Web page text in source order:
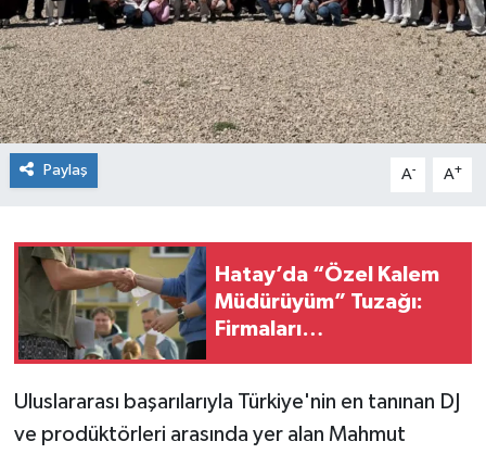
Paylaş A- A+
Hatay’da “Özel Kalem
Müdürüyüm” Tuzağı:
Firmaları
Uluslararası başarılarıyla Türkiye'nin en tanınan DJ
ve prodüktörleri arasında yer alan Mahmut